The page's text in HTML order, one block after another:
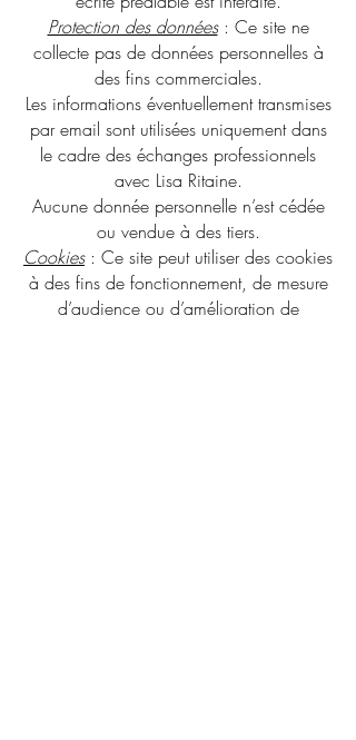
Protection des données: Ce site ne
collecte pas de données personnelles à
des fins commerciales.
Les informations éventuellement transmises
par email sont utilisées uniquement dans
le cadre des échanges professionnels
avec Lisa Ritaine.
Aucune donnée personnelle n’est cédée
ou vendue à des tiers.
Cookies: Ce site peut utiliser des cookies
à des fins de fonctionnement, de mesure
d’audience ou d’amélioration de